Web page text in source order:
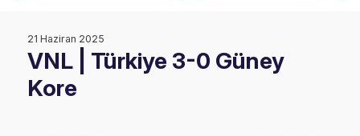
21 Haziran 2025
VNL | Türkiye 3-0 Güney
Kore